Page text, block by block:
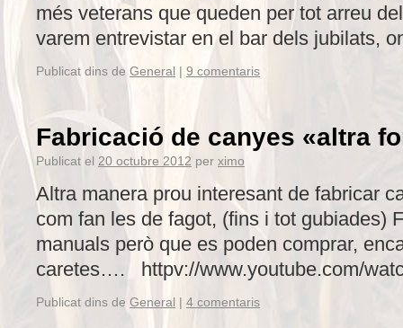
més veterans que queden per tot arreu
varem entrevistar en el bar dels jubilats,
Publicat dins de General | 9 comentaris
Fabricació de canyes «altra
Publicat el 20 octubre 2012 per ximo
Altra manera prou interesant de fabricar
com fan les de fagot, (fins i tot gubiades)
manuals però que es poden comprar,
caretes…. httpv://www.youtube.com/
Publicat dins de General | 4 comentaris